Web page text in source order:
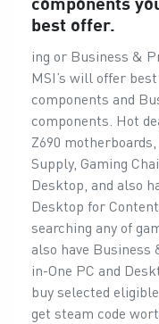
best offer.
ing or Business &
MSI’s will offer
components and
components. Hot
Z690
Supply, Gaming
Desktop, and also
Desktop for
searching any of
also have
in-One PC and
buy selected
get steam code